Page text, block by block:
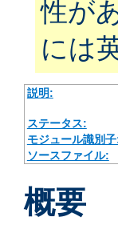
性が
には
説明:
ステータス:
モジュール識別
ソースファイル:
概要